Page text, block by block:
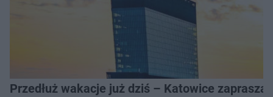
Przedłuż wakacje już dziś – Katowice